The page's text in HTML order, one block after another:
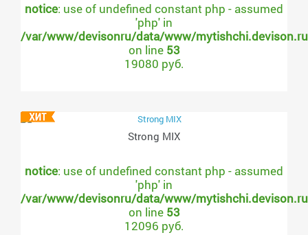
notice: use of undefined constant php - assumed
'php' in
/var/www/devisonru/data/www/
on line 53
19080 руб.
Strong MIX
notice: use of undefined constant php - assumed
'php' in
/var/www/devisonru/data/www/
on line 53
12096 руб.